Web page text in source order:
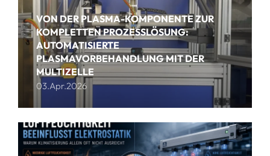
VON DER PLASMA-KOMPONENTE ZUR
KOMPLETTEN PROZESSLÖSUNG:
AUTOMATISIERTE
PLASMAVORBEHANDLUNG MIT DER
MULTIZELLE
03.Apr.2026